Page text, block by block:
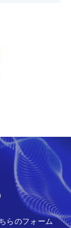
らのフォーム